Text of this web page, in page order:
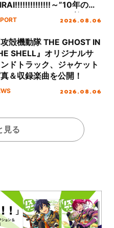
～”10年の活
経てファイナルを迎える
2026.08.06
攻殻機動隊 THE GHOST IN
SHELL』オリジナルサ
ドトラック、ジャケット
＆収録楽曲を公開！
2026.08.06
見る